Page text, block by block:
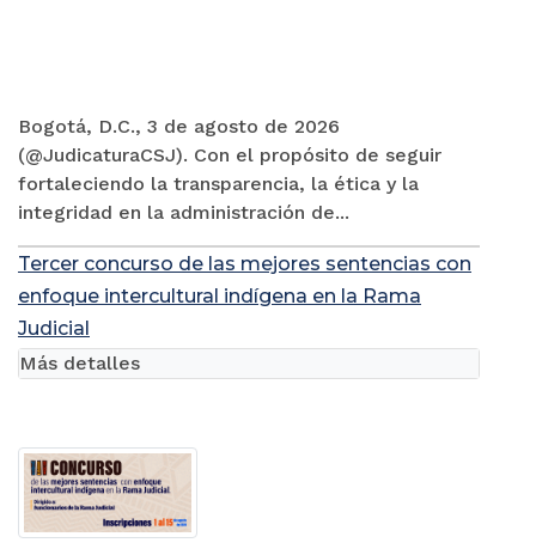
Bogotá, D.C., 3 de agosto de 2026
(@JudicaturaCSJ). Con el propósito de seguir
fortaleciendo la transparencia, la ética y la
integridad en la administración de...
Tercer concurso de las mejores sentencias con
enfoque intercultural indígena en la Rama
Judicial
Más detalles